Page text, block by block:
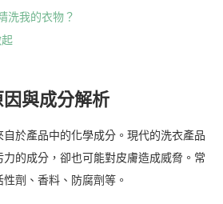
洗我的衣物？
與成分解析
於產品中的化學成分。現代的洗衣產品
的成分，卻也可能對皮膚造成威脅。常
劑、香料、防腐劑等。